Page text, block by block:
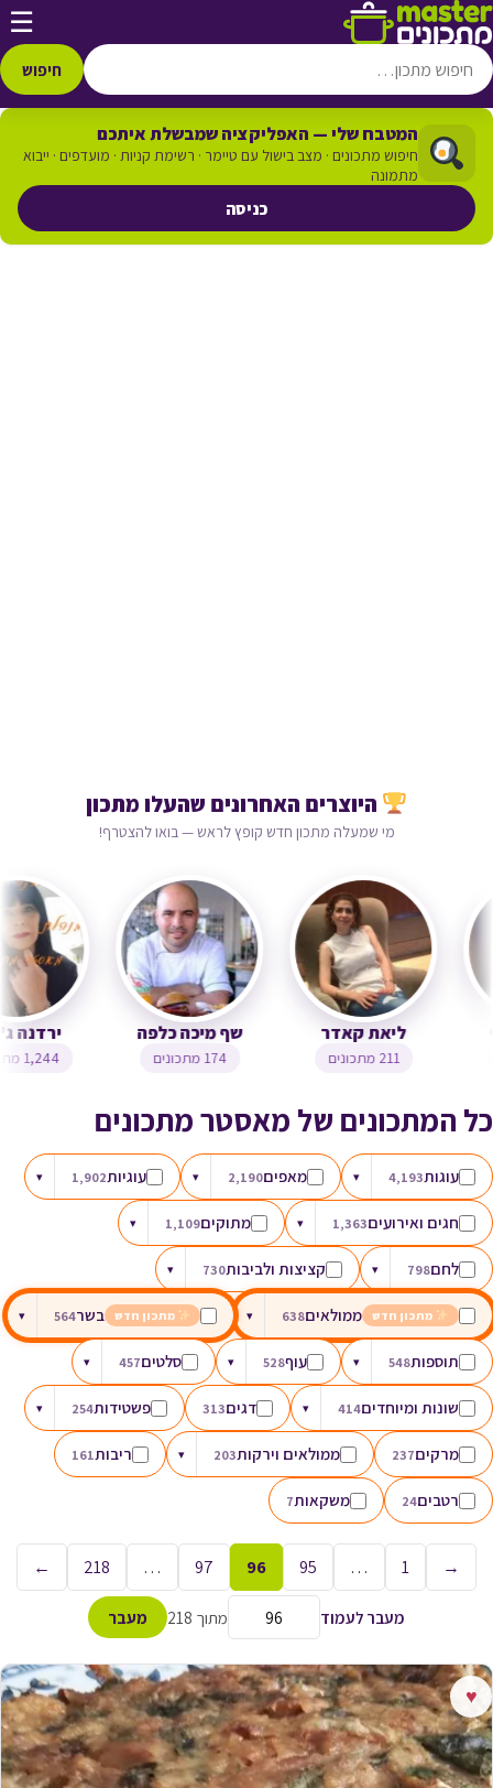
דלג לתוכן ☰
חיפוש
המטבח שלי — האפליקציה שמבשלת איתכם
חיפוש מתכונים · מצב בישול עם טיימר · רשימת קניות · מועדפים · ייבוא
מתמונה
כניסה
היוצרים האחרונים שהעלו מתכון
מי שמעלה מתכון חדש קופץ לראש — בואו להצטרף!
שף מיכה כלפה ליאת קאדר צופית בן יוסף
כל המתכונים של מאסטר מתכונים
עוגות4,193
▾ מאפים2,190
▾ עוגיות1,902
▾
חגים ואירועים1,363
▾ מתוקים1,109
▾
לחם798
▾ קציצות ולביבות730
▾
מתכון חדש ממולאים638
▾ מתכון חדש בשר564
▾
תוספות548
▾ עוף528
▾ סלטים457
▾
שונות ומיוחדים414
▾ דגים313 פשטידות254
▾
מרקים237 ממולאים וירקות203
▾ ריבות161
רטבים24 משקאות7
→
1
…
95
96
97
…
218
←
מעבר לעמוד מתוך 218 מעבר
♥